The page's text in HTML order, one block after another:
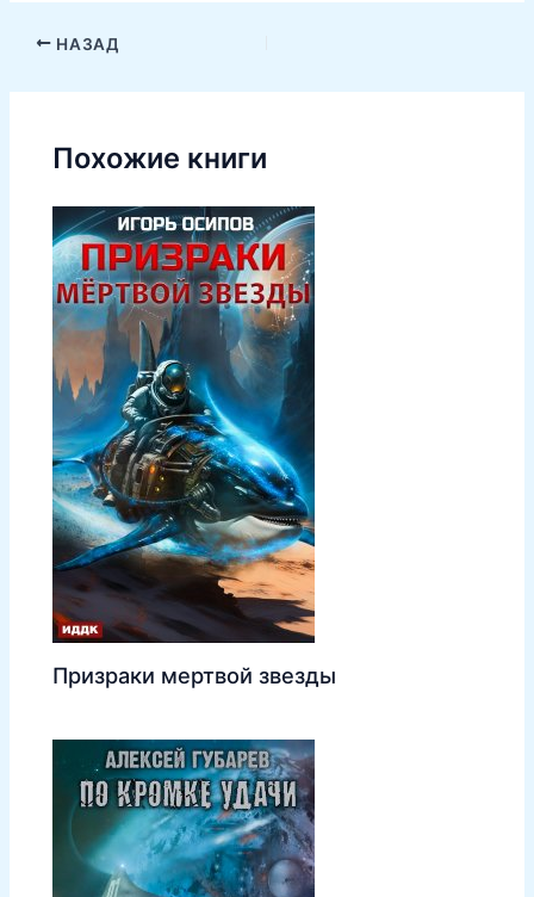
НАЗАД
Похожие книги
Призраки мертвой звезды